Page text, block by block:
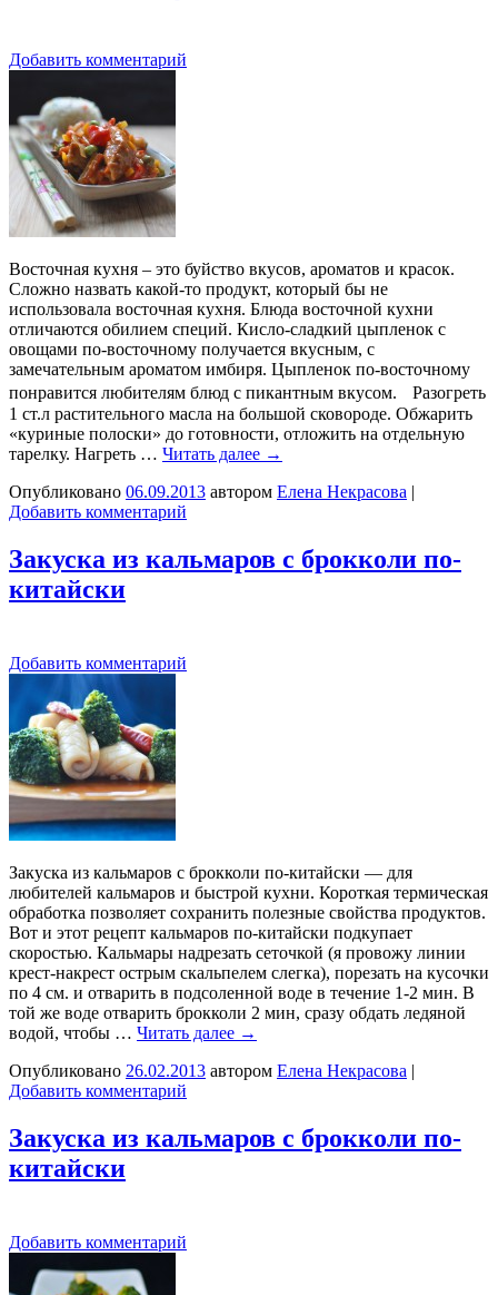
Добавить комментарий
Восточная кухня – это буйство вкусов, ароматов и красок.
Сложно назвать какой-то продукт, который бы не
использовала восточная кухня. Блюда восточной кухни
отличаются обилием специй. Кисло-сладкий цыпленок с
овощами по-восточному получается вкусным, с
замечательным ароматом имбиря. Цыпленок по-восточному
понравится любителям блюд с пикантным вкусом. Разогреть
1 ст.л растительного масла на большой сковороде. Обжарить
«куриные полоски» до готовности, отложить на отдельную
тарелку. Нагреть … Читать далее →
Опубликовано 06.09.2013 автором Елена Некрасова |
Добавить комментарий
Закуска из кальмаров с брокколи по-
китайски
Добавить комментарий
Закуска из кальмаров с брокколи по-китайски — для
любителей кальмаров и быстрой кухни. Короткая термическая
обработка позволяет сохранить полезные свойства продуктов.
Вот и этот рецепт кальмаров по-китайски подкупает
скоростью. Кальмары надрезать сеточкой (я провожу линии
крест-накрест острым скальпелем слегка), порезать на кусочки
по 4 см. и отварить в подсоленной воде в течение 1-2 мин. В
той же воде отварить брокколи 2 мин, сразу обдать ледяной
водой, чтобы … Читать далее →
Опубликовано 26.02.2013 автором Елена Некрасова |
Добавить комментарий
Закуска из кальмаров с брокколи по-
китайски
Добавить комментарий